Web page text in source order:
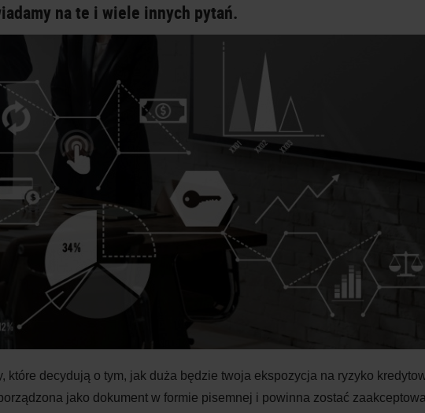
na te i wiele innych pytań.
które decydują o tym, jak duża będzie twoja ekspozycja na ryzyko
jako dokument w formie pisemnej i powinna zostać